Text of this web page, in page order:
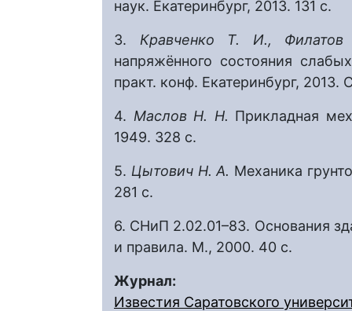
наук. Екатеринбург, 2013. 131 с.
3. Кравченко Т. И.,
напряжённого состояния
практ. конф. Екатеринбург, 2013.
4. Маслов Н. Н. Прикладная
1949. 328 с.
5. Цытович Н. А. Механика
281 с.
6. СНиП 2.02.01–83. Основания
и правила. М., 2000. 40 с.
Журнал:
Известия Саратовского